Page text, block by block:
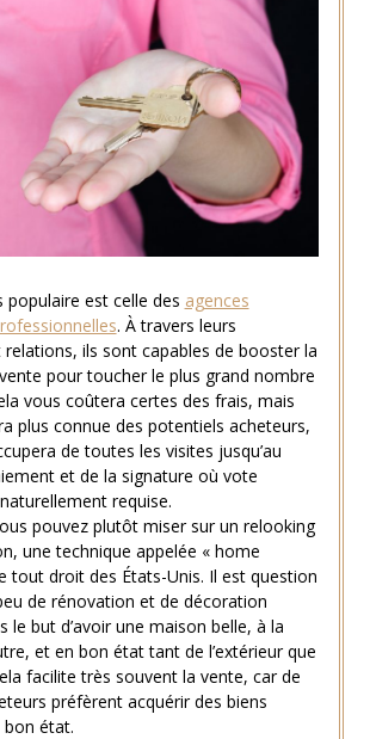
populaire est celle des agences
. À travers leurs
ils sont capables de booster la
pour toucher le plus grand nombre
vous coûtera certes des frais, mais
plus connue des potentiels acheteurs,
de toutes les visites jusqu’au
et de la signature où vote
requise.
pouvez plutôt miser sur un relooking
une technique appelée « home
tout droit des États-Unis. Il est question
de rénovation et de décoration
le but d’avoir une maison belle, à la
et en bon état tant de l’extérieur que
facilite très souvent la vente, car de
préfèrent acquérir des biens
état.